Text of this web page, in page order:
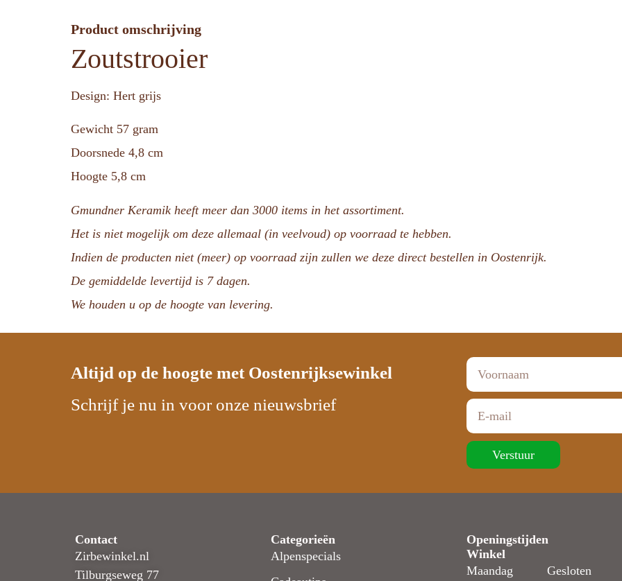
Product omschrijving
Zoutstrooier
Design: Hert grijs
Gewicht 57 gram
Doorsnede 4,8 cm
Hoogte 5,8 cm
Gmundner Keramik heeft meer dan 3000 items in het assortiment.
Het is niet mogelijk om deze allemaal (in veelvoud) op voorraad te hebben.
Indien de producten niet (meer) op voorraad zijn zullen we deze direct bestellen in Oostenrijk.
De gemiddelde levertijd is 7 dagen.
We houden u op de hoogte van levering.
Altijd op de hoogte met Oostenrijksewinkel
Schrijf je nu in voor onze nieuwsbrief
Verstuur
Contact
Zirbewinkel.nl
Tilburgseweg 77
Categorieën
Alpenspecials
Openingstijden
Winkel
Maandag
Gesloten